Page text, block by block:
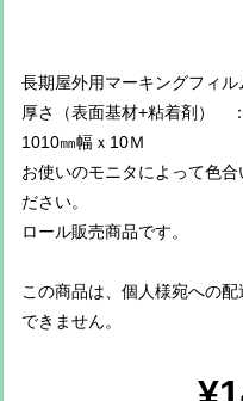
長期屋外用マーキングフィ
厚さ（表面基材+粘着剤
1010㎜幅ｘ10Ｍ
お使いのモニタによって色
ださい。
ロール販売商品です。
この商品は、個人様宛への
できません。